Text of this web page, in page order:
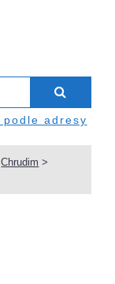
adresy
Chrudim >